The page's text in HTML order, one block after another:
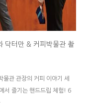
닥터만 & 커피박물관 촬
물관 관장의 커피 이야기 세
서 즐기는 핸드드립 체험! 6